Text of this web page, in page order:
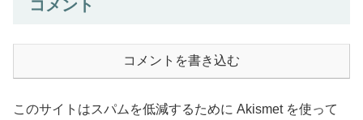
コメント
コメントを書き込む
このサイトはスパムを低減するために Akismet を使って